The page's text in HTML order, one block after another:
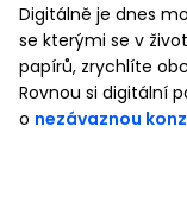
Digitálně je dnes
se kterými se v
papírů, zrychlíte
Rovnou si digitální
o nezávaznou